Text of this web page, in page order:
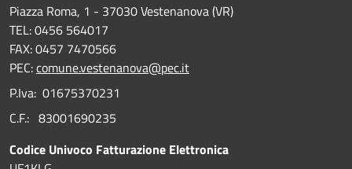
Piazza Roma, 1 - 37030 Vestenanova (VR)
TEL: 0456 564017
FAX: 0457 7470566
PEC:comune.vestenanova@pec.it
P.Iva: 01675370231
C.F.: 83001690235
Codice Univoco Fatturazione Elettronica